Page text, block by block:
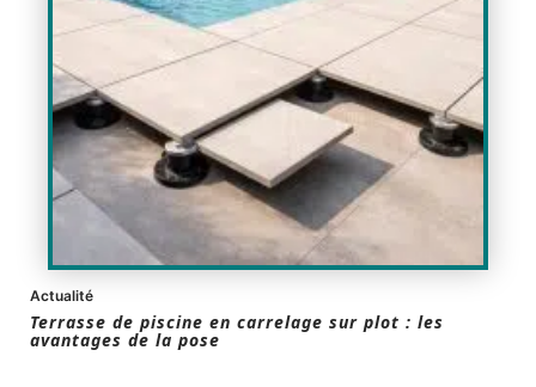
Actualité
Terrasse de piscine en carrelage sur plot : les
avantages de la pose